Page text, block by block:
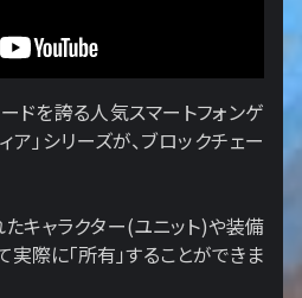
ドを誇る人気スマートフォンゲ
ア」シリーズが、ブロックチェー
キャラクター(ユニット)や装備
際に「所有」することができま